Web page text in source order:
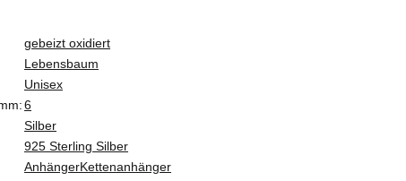
gebeizt oxidiert
Lebensbaum
Unisex
6
Silber
925 Sterling Silber
AnhängerKettenanhänger